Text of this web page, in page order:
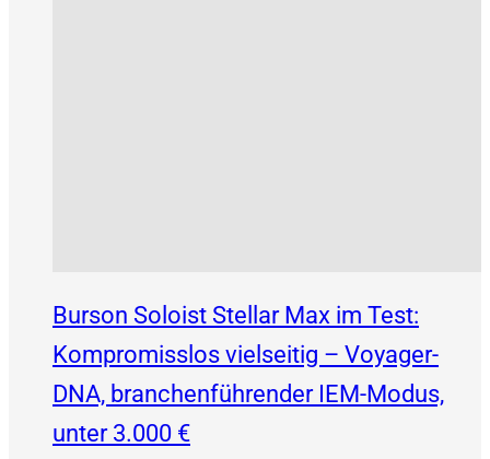
Burson Soloist Stellar Max im Test:
Kompromisslos vielseitig – Voyager-
DNA, branchenführender IEM-Modus,
unter 3.000 €